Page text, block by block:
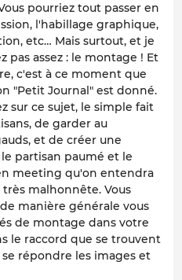
pourriez tout passer en
l'habillage graphique,
etc… Mais surtout, et je
pas assez : le montage ! Et
c'est à ce moment que
"Petit Journal" est donné.
sur ce sujet, le simple fait
de garder au
et de créer une
partisan paumé et le
meeting qu'on entendra
malhonnête. Vous
manière générale vous
de montage dans votre
le raccord que se trouvent
répondre les images et